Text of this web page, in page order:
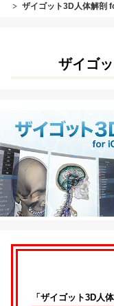
ザイゴット3D人体解剖
ザイゴ
「ザイゴット3D人